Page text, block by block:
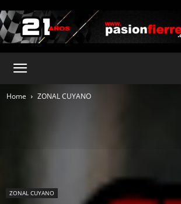
Home ZONAL CUYANO
ZONAL CUYANO